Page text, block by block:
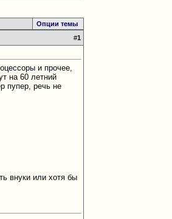
Опции темы
#1
и прочее,
на 60 летний
пупер, речь не
внуки или хотя бы